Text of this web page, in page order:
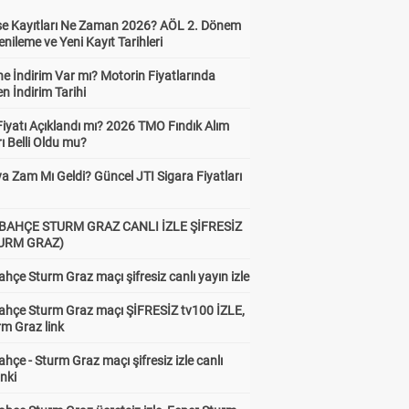
Kayıtları Ne Zaman 2026? AÖL 2. Dönem
ve Yeni Kayıt Tarihleri
İndirim Var mı? Motorin Fiyatlarında
İndirim Tarihi
Açıklandı mı? 2026 TMO Fındık Alım
Belli Oldu mu?
Zam Mı Geldi? Güncel JTI Sigara Fiyatları
STURM GRAZ CANLI İZLE ŞİFRESİZ
GRAZ)
Sturm Graz maçı şifresiz canlı yayın izle
Sturm Graz maçı ŞİFRESİZ tv100 İZLE,
Graz link
- Sturm Graz maçı şifresiz izle canlı